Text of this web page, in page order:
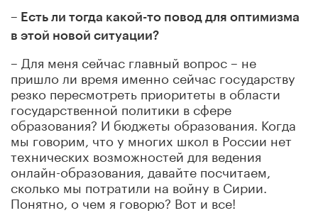
– Есть ли тогда какой-то повод для оптимизма
в этой новой ситуации?
– Для меня сейчас главный вопрос – не
пришло ли время именно сейчас государству
резко пересмотреть приоритеты в области
государственной политики в сфере
образования? И бюджеты образования. Когда
мы говорим, что у многих школ в России нет
технических возможностей для ведения
онлайн-образования, давайте посчитаем,
сколько мы потратили на войну в Сирии.
Понятно, о чем я говорю? Вот и все!